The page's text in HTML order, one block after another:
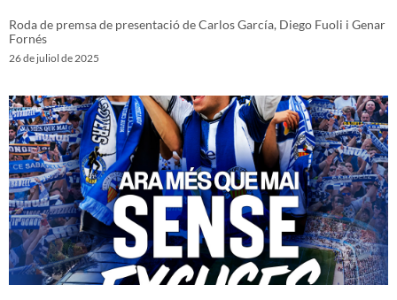
Roda de premsa de presentació de Carlos García, Diego Fuoli i Genar
Fornés
26 de juliol de 2025